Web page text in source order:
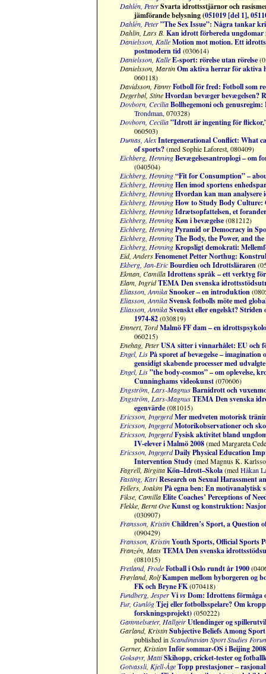
Dahlén, Peter Svarta idrottsstjärnor och
jämförande belysning (051019 [del 1],
Dahlén, Peter ”The Sex Issue”: Några tankar
Dahlin, Lars B. Kan idrott förbereda ungdomar
Danielsson, Kalle Motion mot motion. Ett
postmodern tid (030614)
Danielsson, Kalle E-sport: rörelse utan rörelse
Danielsson, MartinOm aktiva herrar för aktiva
060118)
Davidsson, Fanny Fotboll för fred: Fotboll som
Degerbøl, Stine Hvordan bevæger bevægelsen?
Dovborn, Cecilia Bollhegemoni och
Trondman, 070328)
Dovborn, Cecilia ”Idrott är ingenting för
060503)
Dumas, Alex Intergenerational Conflict: What
of sports?(med Sophie Laforest, 080409)
Eichberg, Henning Bevægelsesantroplogi – om
(040504)
Eichberg, Henning “Fit for Consumption” –
Eichberg, Henning Hen imod sportens
Eichberg, Henning Hvordan kan man
Eichberg, Henning How to Study Body Culture:
Eichberg, Henning Idrætsopfattelsen, et
Eichberg, Henning Køn i bevægelse(081212)
Eichberg, Henning Pyramid or Democracy in
Eichberg, Henning The Body, the Power, and
Eichberg, Henning Kropsligt demokrati:
Eid, Anders Fenomenet Petter Northug:
Ekberg, Jan-Eric Bourdieu och Idrottsläraren
Ekman, Camilla Idrottens språk – ett verktyg
Elam, Ingrid TEMA Den svenska
Eliasson, Annika Snooker – en introduktion
Eliasson, Annika Svensk fotbolls möte med
Eliasson, Annika Svenskt eller engelskt?
1974-82(030819)
Emnert, TordMalmö FF dam – en
060215)
Enehag, Peter USA sitter i vinnarhålet: EU och
Engel, Lis På sporet af bevægelse – imagination
gensidigt skabende processer med
Engel, Lis ”the body-cosmos” – om oplevelse,
Cunninghams videokunst(070606)
Engström, Lars-Magnus Barnidrott och
Engström, Lars-Magnus TEMA Den svenska
egenvärde(081015)
Ericsson, Ingegerd Mer medveten motorisk
Ericsson, Ingegerd Motorikobservationer och
Ericsson, Ingegerd Fysisk aktivitet bland
IV-elever i Malmö 2008(med Margareta
Ericsson, Ingegerd Daily Physical Education
Intervention Study(med Magnus K.
Fagrell, BirgittaKön–Idrott–Skola(medHåkan
Fasting, Kari Research on Sexual Harassment
Fellers, Joakim På egna ben: En
Fikse, Camilla Elite Coaches’ Perceptions of
Flekke, Bernt Ove Kunst og konstruktion:
(030907)
Fransson, Kristin Children’s Sport, a Question
(090429)
Fransson, Kristin Youth Sports, Official Sports
Franzén, Mats TEMA Den svenska
(081015)
Fretland, Frode Fotball i Oslo rundt år 1900
Frøyland, Rolf Kampen mellom byborgeren og
FK och Bryne FK(070418)
Fundberg, Jesper Vivs Dom: Idrottens förmåga
Fur, Gunlög Tjej eller fotbollsspelare? Om
forskningsprojekt)(050222)
Gammelsæter, Hallgeir Utlendinger og
Garland, Kristin Subjective Beliefs Among
published in Scandinavian Sport Studies
Gerner, Kristian Inför sommar-OS i Beijing
Goksøyr, Matti Skihopp, cricket-tester og
Gotvassli, Kjell-Åge Topp prestasjoner –